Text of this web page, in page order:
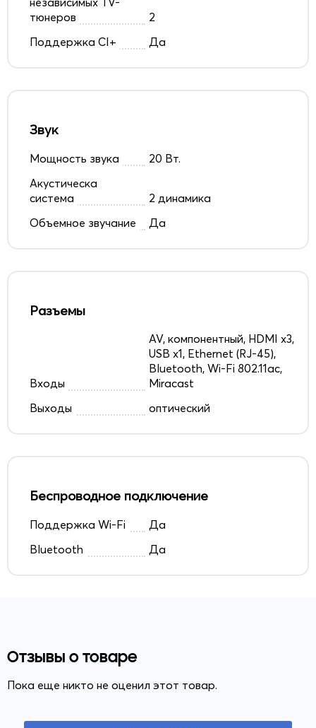
тюнеров
2
Поддержка CI+
Да
Звук
Мощность звука
20 Вт.
Акустическа
система
2 динамика
Объемное звучание
Да
Разъемы
Входы
AV, компонентный, HDMI x3,
USB x1, Ethernet (RJ-45),
Bluetooth, Wi-Fi 802.11ac,
Miracast
Выходы
оптический
Беспроводное подключение
Поддержка Wi-Fi
Да
Bluetooth
Да
Отзывы о товаре
Пока еще никто не оценил этот товар.